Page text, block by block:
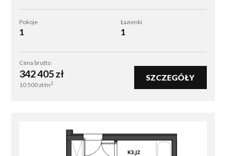
trasach wGórach Sowich,
dostęp do tras biegowych i rekreacyjnych terenów
usługowych.
To miejsce, które pokochają zarówno rodziny z
dziećmi, jak i osoby szukające drugiego domu lub
Sprawdzone doświadczenie
wykonawcy
Pokoje
1
Łazienki
1
Cena brutto
342 405zł
10 500zł/m2
SZCZEGÓŁY